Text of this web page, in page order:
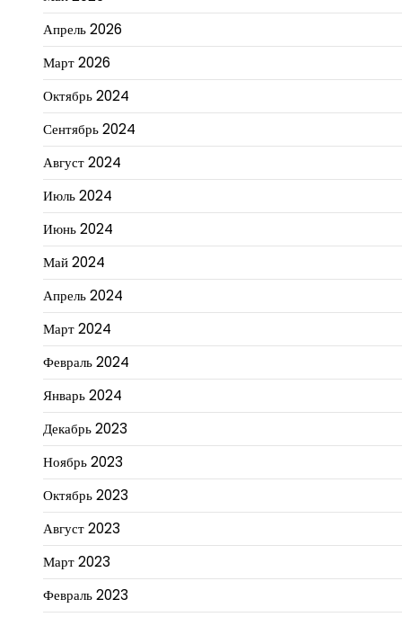
Апрель 2026
Март 2026
Октябрь 2024
Сентябрь 2024
Август 2024
Июль 2024
Июнь 2024
Май 2024
Апрель 2024
Март 2024
Февраль 2024
Январь 2024
Декабрь 2023
Ноябрь 2023
Октябрь 2023
Август 2023
Март 2023
Февраль 2023